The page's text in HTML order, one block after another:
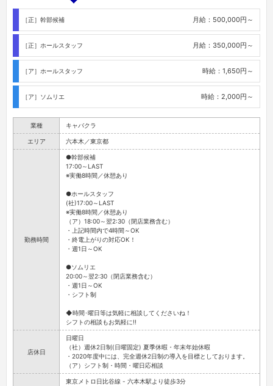
［正］幹部候補 月給：500,000円～
［正］ホールスタッフ 月給：350,000円～
［ア］ホールスタッフ 時給：1,650円～
［ア］ソムリエ 時給：2,000円～
業種 キャバクラ
エリア 六本木／東京都
勤務時間
●幹部候補
17:00～LAST
※実働8時間／休憩あり
●ホールスタッフ
(社)17:00～LAST
※実働8時間／休憩あり
（ア）18:00～翌2:30（閉店業務含む）
・上記時間内で4時間～OK
・終電上がりの対応OK！
・週1日～OK
●ソムリエ
20:00～翌2:30（閉店業務含む）
・週1日～OK
・シフト制
◆時間･曜日等は気軽に相談してくださいね！
シフトの相談もお気軽に!!
店休日
日曜日
（社）週休2日制(日曜固定) 夏季休暇・年末年始休暇
・2020年度中には、完全週休2日制の導入を目標としております。
（ア）シフト制・時間・曜日応相談
東京メトロ日比谷線 - 六本木駅より徒歩3分